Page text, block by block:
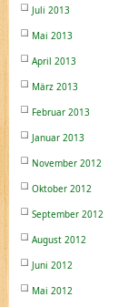
Juli 2013
Mai 2013
April 2013
März 2013
Februar 2013
Januar 2013
November 2012
Oktober 2012
September 2012
August 2012
Juni 2012
Mai 2012